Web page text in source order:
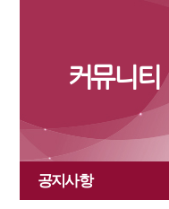
커뮤니티
공지사항